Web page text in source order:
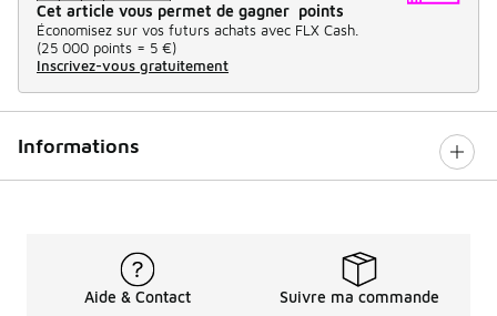
Cet article vous permet de gagner points
Économisez sur vos futurs achats avec FLX Cash.
(25 000 points = 5 €)
Inscrivez-vous gratuitement
Informations
Aide & Contact Suivre ma commande